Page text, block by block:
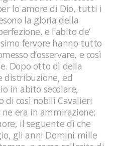
lo amore di Dio, tutti i
la gloria della
e l’abito de’
fervore hanno tutto
d’osservare, e così
Dopo otto dì della
distribuzione, ed
in abito secolare,
così nobili Cavalieri
era in ammirazione;
il seguente dì che
gli anni Domini mille